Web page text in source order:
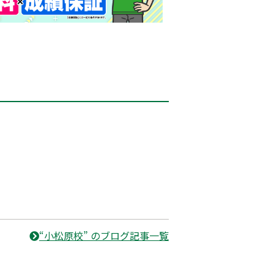
“小松原校” のブログ記事一覧